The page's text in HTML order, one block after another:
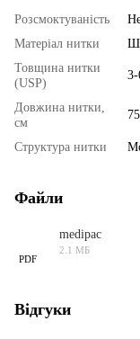
Розсмоктуваність
Матеріал нитки
Товщина нитки
(USP)
3-
Довжина нитки,
см
75
Структура нитки
Файли
PDF
medipac
2.1 МБ
Відгуки